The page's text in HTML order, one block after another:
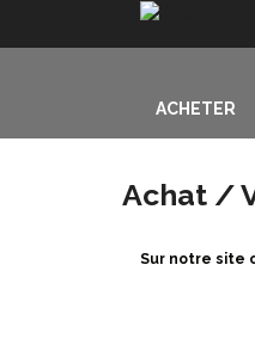
ACHETER
Achat /
Sur notre site